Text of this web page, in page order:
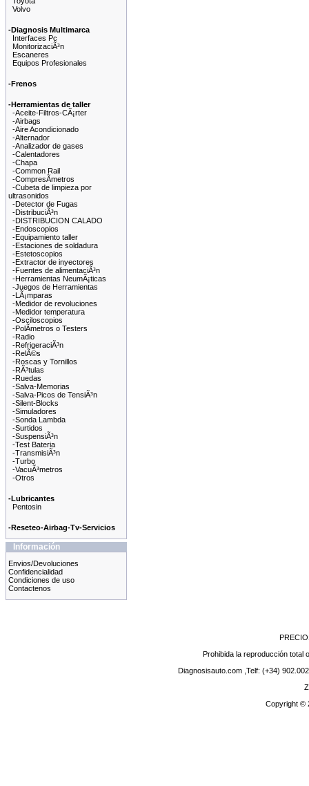
Volvo
-Diagnosis Multimarca
Interfaces Pc
MonitorizaciÃ³n
Escaneres
Equipos Profesionales
-Frenos
-Herramientas de taller
-Aceite-Filtros-CÃ¡rter
-Airbags
-Aire Acondicionado
-Alternador
-Analizador de gases
-Calentadores
-Chapa
-Common Rail
-CompresÃ­metros
-Cubeta de limpieza por
ultrasonidos
-Detector de Fugas
-DistribuciÃ³n
-DISTRIBUCION CALADO
-Endoscopios
-Equipamiento taller
-Estaciones de soldadura
-Estetoscopios
-Extractor de inyectores
-Fuentes de alimentaciÃ³n
-Herramientas NeumÃ¡ticas
-Juegos de Herramientas
-LÃ¡mparas
-Medidor de revoluciones
-Medidor temperatura
-Osciloscopios
-PolÃ­metros o Testers
-Radio
-RefrigeraciÃ³n
-RelÃ©s
-Roscas y Tornillos
-RÃ³tulas
-Ruedas
-Salva-Memorias
-Salva-Picos de TensiÃ³n
-Silent-Blocks
-Simuladores
-Sonda Lambda
-Surtidos
-SuspensiÃ³n
-Test Bateria
-TransmisiÃ³n
-Turbo
-VacuÃ³metros
-Otros
-Lubricantes
Pentosin
-Reseteo-Airbag-Tv-Servicios
Información
Envios/Devoluciones
Confidencialidad
Condiciones de uso
Contactenos
Prohibida la reproducción total
Diagnosisauto.com ,Telf: (+34)
Copyright ©